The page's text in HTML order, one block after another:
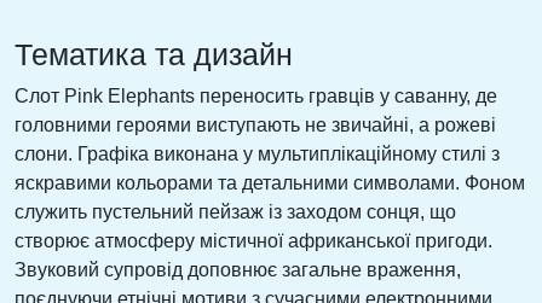
Тематика та дизайн
Слот Pink Elephants переносить гравців у саванну, де
головними героями виступають не звичайні, а рожеві
слони. Графіка виконана у мультиплікаційному стилі з
яскравими кольорами та детальними символами. Фоном
служить пустельний пейзаж із заходом сонця, що
створює атмосферу містичної африканської пригоди.
Звуковий супровід доповнює загальне враження,